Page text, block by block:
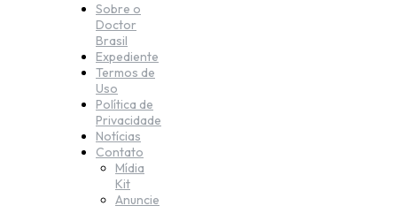
Sobre o
Doctor
Brasil
Expediente
Termos de
Uso
Política de
Privacidade
Notícias
Contato
Mídia
Kit
Anuncie